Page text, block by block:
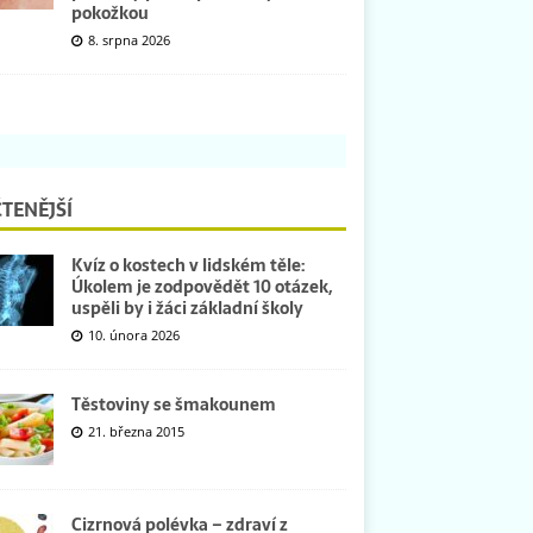
pokožkou
8. srpna 2026
Kvíz o kostech v lidském těle:
Úkolem je zodpovědět 10 otázek,
uspěli by i žáci základní školy
10. února 2026
Těstoviny se šmakounem
21. března 2015
Cizrnová polévka – zdraví z